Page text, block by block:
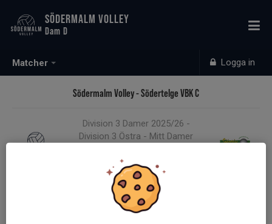
Matcher Logga in
SÖDERMALM VOLLEY
Dam D
Södermalm Volley - Södertelge VBK C
Division 3 Damer 2025/26 -
Division 3 Östra - Mitt Damer
0 - 3
19 okt 2025, 13:15, Medley
Ramdalen